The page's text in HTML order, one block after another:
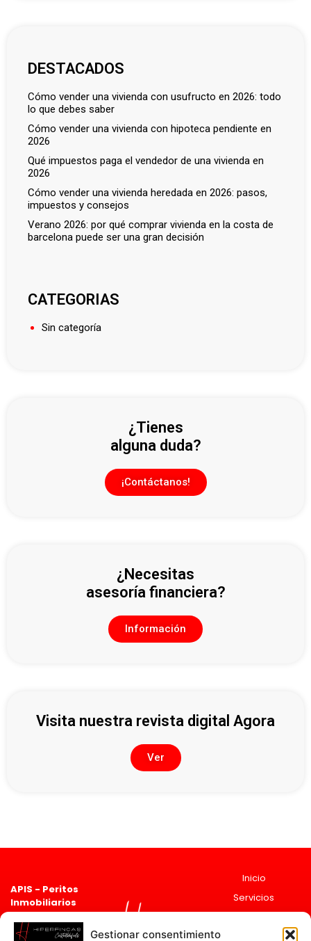
Gestionar consentimiento
DESTACADOS
cómo vender una vivienda con usufructo en 2026: todo
lo que debes saber
cómo vender una vivienda con hipoteca pendiente en
2026
qué impuestos paga el vendedor de una vivienda en
2026
cómo vender una vivienda heredada en 2026: pasos,
impuestos y consejos
verano 2026: por qué comprar vivienda en la costa de
barcelona puede ser una gran decisión
CATEGORIAS
Sin categoría
¿Tienes
alguna duda?
¡Contáctanos!
¿Necesitas
asesoría financiera?
Información
Visita nuestra revista digital Agora
Ver
APIS - Peritos
Inmobiliarios
Asociado 2835
Registro de agentes
Inicio
Servicios